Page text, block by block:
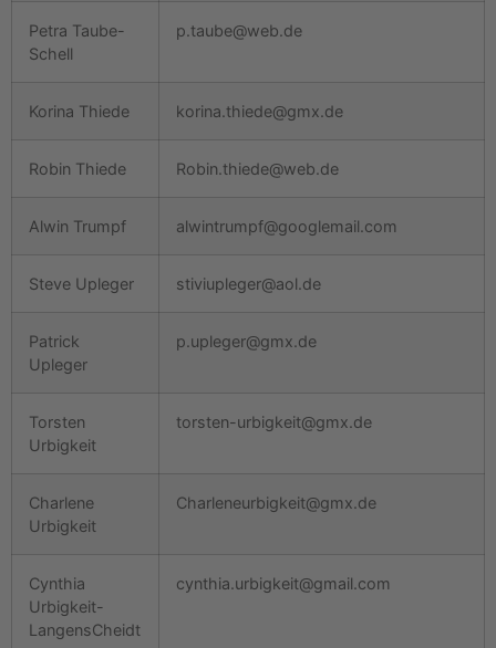
Petra Taube-
Schell
p.taube@web.de
Korina Thiede korina.thiede@gmx.de
Robin Thiede Robin.thiede@web.de
Alwin Trumpf alwintrumpf@googlemail.com
Steve Upleger stiviupleger@aol.de
Patrick
Upleger
p.upleger@gmx.de
Torsten
Urbigkeit
torsten-urbigkeit@gmx.de
Charlene
Urbigkeit
Charleneurbigkeit@gmx.de
Cynthia
Urbigkeit-
LangensCheidt
cynthia.urbigkeit@gmail.com